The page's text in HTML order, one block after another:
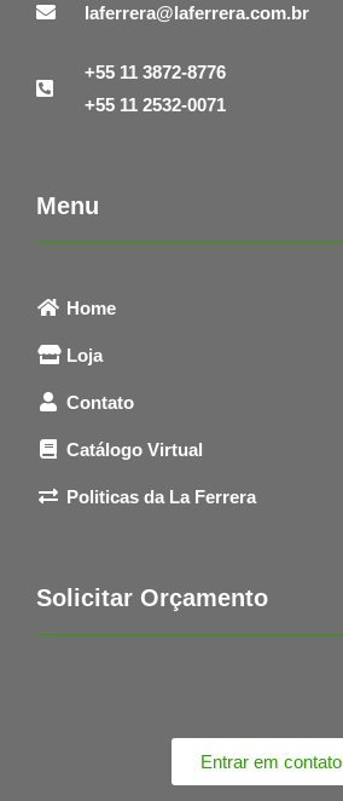
laferrera@laferrera.com.br
+55 11 3872-8776
+55 11 2532-0071
Menu
Home
Loja
Contato
Catálogo Virtual
Politicas da La Ferrera
Solicitar Orçamento
Entrar em contato